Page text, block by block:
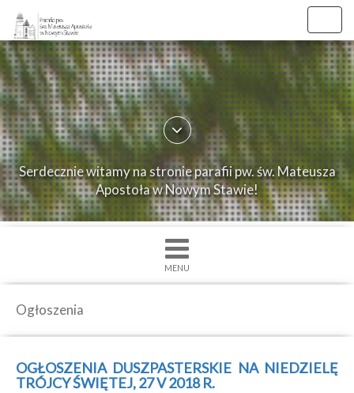
×
Strona
główna
parafii
Ogłoszenia
św.
Nabożenstwa
Kancelaria
Serdecznie witamy na stronie parafii pw. św. Mateusza
Apostoła w Nowym Stawie!
MENU
Ogłoszenia
OGŁOSZENIA DUSZPASTERSKIE NA NIEDZIELĘ
TRÓJCY ŚWIĘTEJ, 27 V 2018 R.